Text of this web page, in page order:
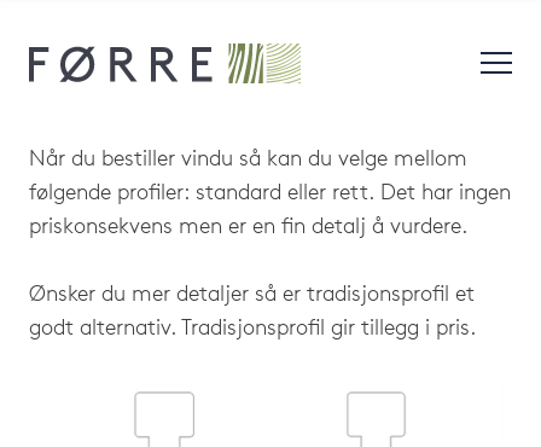
Når du bestiller vindu så kan du velge mellom
følgende profiler: standard eller rett. Det har ingen
priskonsekvens men er en fin detalj å vurdere.
Ønsker du mer detaljer så er tradisjonsprofil et
godt alternativ. Tradisjonsprofil gir tillegg i pris.